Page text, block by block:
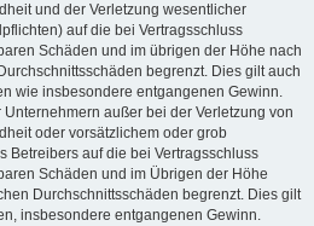
und der Verletzung wesentlicher
auf die bei Vertragsschluss
Schäden und im übrigen der Höhe nach
begrenzt. Dies gilt auch
wie insbesondere entgangenen Gewinn.
außer bei der Verletzung von
oder vorsätzlichem oder grob
Betreibers auf die bei Vertragsschluss
Schäden und im Übrigen der Höhe
Durchschnittsschäden begrenzt. Dies gilt
insbesondere entgangenen Gewinn.